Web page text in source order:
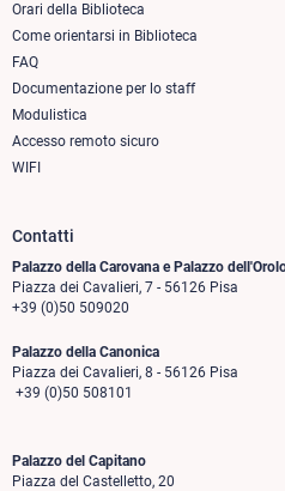
column
1
Orari della Biblioteca
Come orientarsi in Biblioteca
FAQ
Documentazione per lo staff
Modulistica
Accesso remoto sicuro
WIFI
Contatti
Palazzo della Carovana e Palazzo
Piazza dei Cavalieri, 7 - 56126 Pisa
+39 (0)50 509020
Palazzo della Canonica
Piazza dei Cavalieri, 8 - 56126 Pisa
+39 (0)50 508101
Palazzo del Capitano
Piazza del Castelletto, 20